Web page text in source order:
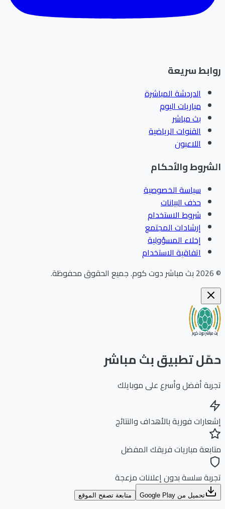
سريعة
الدردشة المباشرة
مباريات اليوم
بث مباشر
القنوات الرياضية
اللاعبون
والأحكام
سياسة الخصوصية
حذف البيانات
شروط الاستخدام
إرشادات المجتمع
إخلاء المسؤولية
اتفاقية الاستخدام
بث مباشر دوت كوم.جميع الحقوق محفوظة.
تطبيق بث مباشر
أفضل وأسرع على موبايلك
فورية بالأهداف والنتائج
مباريات فريقك المفضل
سلسة بدون إعلانات مزعجة
تحميل من Google Play متابعة تصفح الموقع